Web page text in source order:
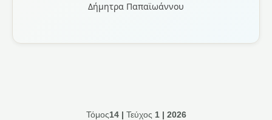
Δήμητρα Παπαϊωάννου
Τόμος14 | Τεύχος 1 | 2026